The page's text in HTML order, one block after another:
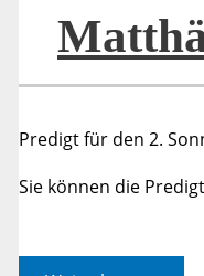
Predigt für den 2.
Sie können die Predigt